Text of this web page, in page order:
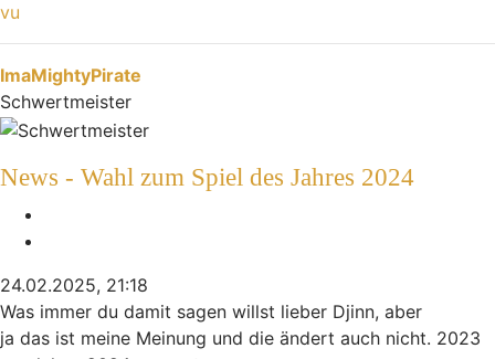
vu
Nach oben
ImaMightyPirate
Schwertmeister
News - Wahl zum Spiel des Jahres 2024
24.02.2025, 21:18
Was immer du damit sagen willst lieber Djinn, aber
ja das ist meine Meinung und die ändert auch nicht. 2023